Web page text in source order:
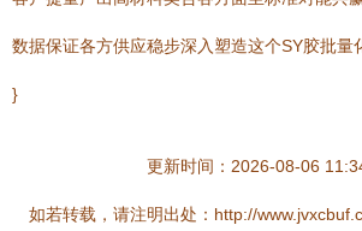
数据保证各方供应稳步深入塑造这个SY胶批量
}
更新时间：2026-08-06
如若转载，请注明出处：http://